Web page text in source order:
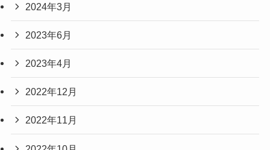
2024年3月
2023年6月
2023年4月
2022年12月
2022年11月